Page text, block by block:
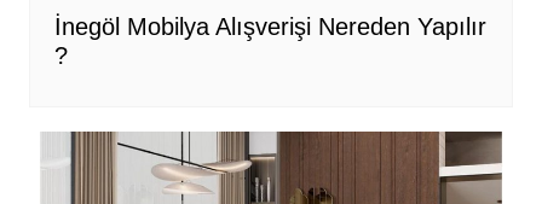
İnegöl Mobilya Alışverişi Nereden Yapılır
?